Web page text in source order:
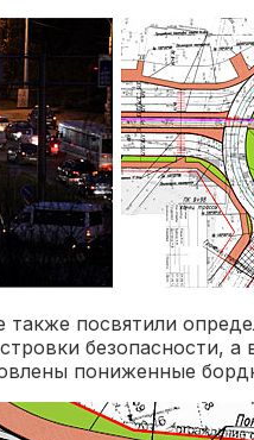
посвятили
безопасности, а
пониженные